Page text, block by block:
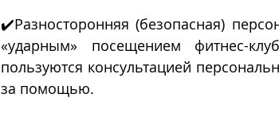
✔️Разносторонняя (безопасная)
«ударным» посещением фитнес-
пользуются консультацией
за помощью.